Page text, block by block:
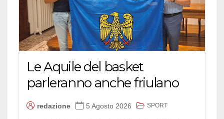
Le Aquile del basket
parleranno anche friulano
redazione 5 Agosto 2026 SPORT